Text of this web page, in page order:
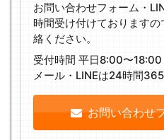
お問い合わせフォーム・
時間受け付けております
絡ください。
受付時間 平日8:00〜18:00
メール・LINEは24時間365
お問い合わせ